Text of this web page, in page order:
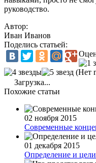
руководство.
Автор:
Иван Иванов
Поделись статьей:
(Нет
Загрузка...
Похожие статьи
02 ноября 2015
Современные
01 декабря 2015
Определение и